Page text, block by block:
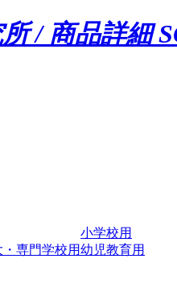
/ 商品詳細
小学校用
専門学校用幼児教育用